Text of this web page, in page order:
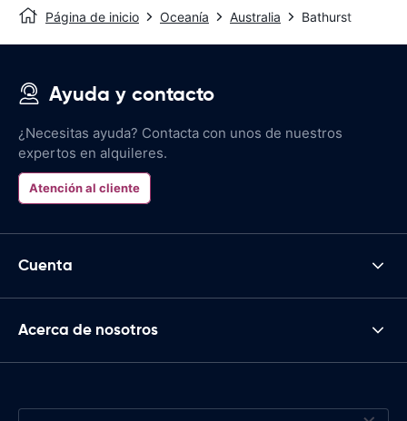
Página de inicio Oceanía Australia Bathurst
Ayuda y contacto
¿Necesitas ayuda? Contacta con unos de nuestros
expertos en alquileres.
Atención al cliente
Cuenta
Acerca de nosotros